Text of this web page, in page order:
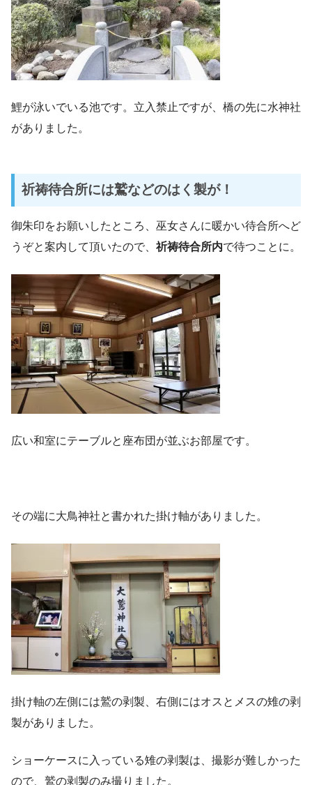
鯉が泳いでいる池です。立入禁止ですが、橋の先に水神社
がありました。
祈祷待合所には鷲などのはく製が！
御朱印をお願いしたところ、巫女さんに暖かい待合所へど
うぞと案内して頂いたので、 祈祷待合所内で待つことに。
広い和室にテーブルと座布団が並ぶお部屋です。
その端に大鳥神社と書かれた掛け軸がありました。
掛け軸の左側には鷲の剥製、右側にはオスとメスの雉の剥
製がありました。
ショーケースに入っている雉の剥製は、撮影が難しかった
ので、鷲の剥製のみ撮りました。